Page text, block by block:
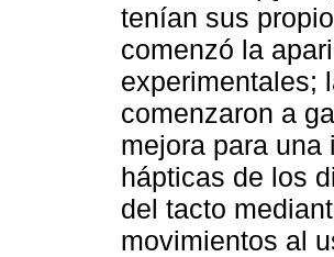
tenían sus
comenzó la
experimentales;
comenzaron a
mejora para una
hápticas de los
del tacto
movimientos al